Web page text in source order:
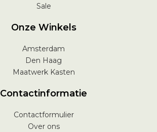
Sale
Onze Winkels
Amsterdam
Den Haag
Maatwerk Kasten
Contactinformatie
Contactformulier
Over ons